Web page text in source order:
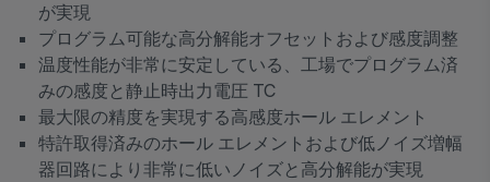
が実現
プログラム可能な高分解能オフセットおよび感度調整
温度性能が非常に安定している、工場でプログラム済
みの感度と静止時出力電圧 TC
最大限の精度を実現する高感度ホール エレメント
特許取得済みのホール エレメントおよび低ノイズ増幅
器回路により非常に低いノイズと高分解能が実現